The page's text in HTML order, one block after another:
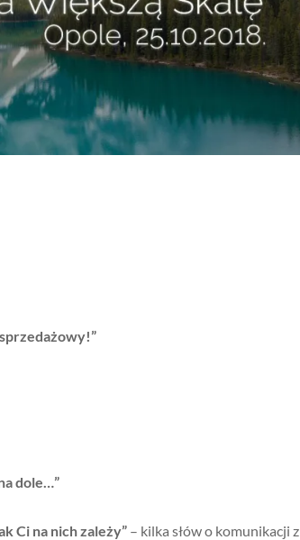
dole…”
Ci na nich zależy” – kilka słów o komunikacji z